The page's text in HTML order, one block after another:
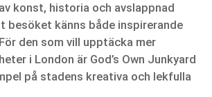
konst, historia och avslappnad
besöket känns både inspirerande
den som vill upptäcka mer
i London är God’s Own Junkyard
på stadens kreativa och lekfulla